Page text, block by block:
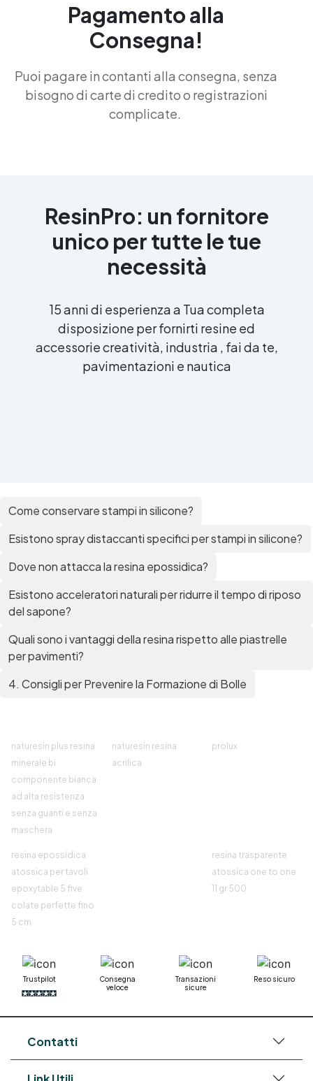
Pagamento alla
Consegna!
Puoi pagare in contanti alla consegna, senza
bisogno di carte di credito o registrazioni
complicate.
ResinPro: un fornitore
unico per tutte le tue
necessità
15 anni di esperienza a Tua completa
disposizione per fornirti resine ed
accessorie creatività, industria , fai da te,
pavimentazioni e nautica
Come conservare stampi in silicone?
Esistono spray distaccanti specifici per stampi in silicone?
Dove non attacca la resina epossidica?
Esistono acceleratori naturali per ridurre il tempo di riposo
del sapone?
Quali sono i vantaggi della resina rispetto alle piastrelle
per pavimenti?
4. Consigli per Prevenire la Formazione di Bolle
naturesin plus resina
minerale bi
componente bianca
ad alta resistenza
senza guanti e senza
maschera
naturesin resina
acrilica
prolux
resina epossidica
atossica per tavoli
epoxytable 5 five
colate perfette fino
5 cm
resina trasparente
atossica one to one
11 gr 500
Trustpilot
Consegna
veloce
Transazioni
sicure
Reso sicuro
Contatti